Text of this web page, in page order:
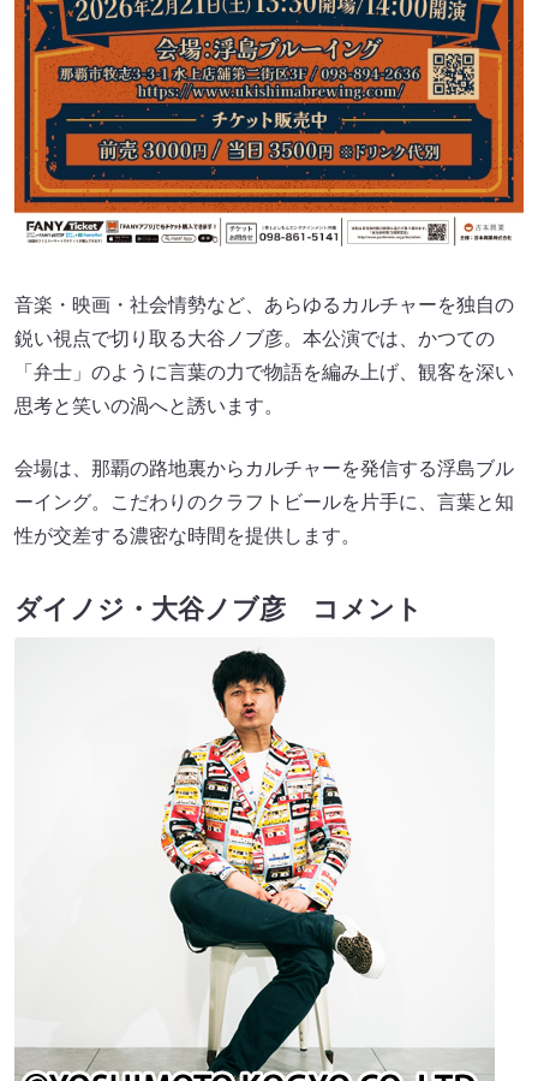
音楽・映画・社会情勢など、あらゆるカルチャーを独自の
鋭い視点で切り取る大谷ノブ彦。本公演では、かつての
「弁士」のように言葉の力で物語を編み上げ、観客を深い
思考と笑いの渦へと誘います。
会場は、那覇の路地裏からカルチャーを発信する浮島ブル
ーイング。こだわりのクラフトビールを片手に、言葉と知
性が交差する濃密な時間を提供します。
ダイノジ・大谷ノブ彦 コメント